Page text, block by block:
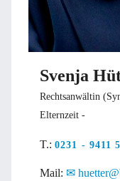
Svenja
Rechtsanwältin
Elternzeit -
T.: 0231 - 9411
Mail: